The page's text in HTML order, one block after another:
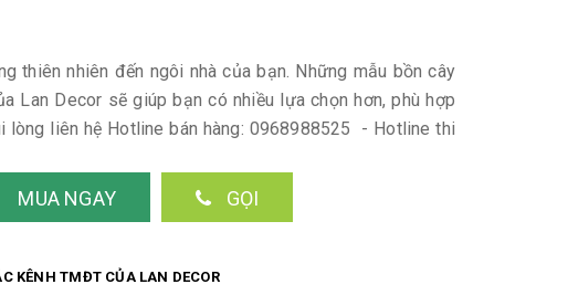
thiên nhiên đến ngôi nhà của bạn. Những mẫu bồn cây
Lan Decor sẽ giúp bạn có nhiều lựa chọn hơn, phù hợp
lòng liên hệ Hotline bán hàng: 0968988525 - Hotline thi
MUA NGAY GỌI
KÊNH TMĐT CỦA LAN DECOR